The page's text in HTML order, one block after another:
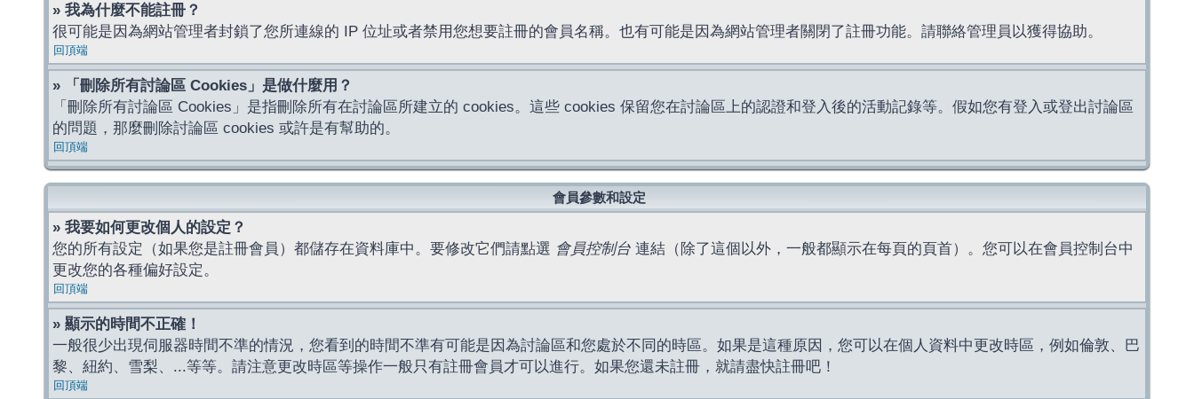
» 我為什麼不能註冊？
很可能是因為網站管理者封鎖了您所連線的 IP 位址或者禁用您想要註冊的會員名稱。也有可能是因為網站管理者關閉了註冊功能。請聯絡管理員以獲得協助。
回頂端
» 「刪除所有討論區 Cookies」是做什麼用？
「刪除所有討論區 Cookies」是指刪除所有在討論區所建立的 cookies。這些 cookies 保留您在討論區上的認證和登入後的活動記錄等。假如您有登入或登出討論區
的問題，那麼刪除討論區 cookies 或許是有幫助的。
回頂端
會員參數和設定
» 我要如何更改個人的設定？
您的所有設定（如果您是註冊會員）都儲存在資料庫中。要修改它們請點選 會員控制台 連結（除了這個以外，一般都顯示在每頁的頁首）。您可以在會員控制台中
更改您的各種偏好設定。
回頂端
» 顯示的時間不正確！
一般很少出現伺服器時間不準的情況，您看到的時間不準有可能是因為討論區和您處於不同的時區。如果是這種原因，您可以在個人資料中更改時區，例如倫敦、巴
黎、紐約、雪梨、...等等。請注意更改時區等操作一般只有註冊會員才可以進行。如果您還未註冊，就請盡快註冊吧！
回頂端